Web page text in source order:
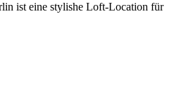
ist eine stylishe Loft-Location für